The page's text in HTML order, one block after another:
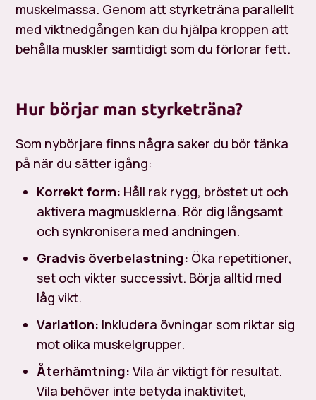
muskelmassa. Genom att styrketräna parallellt
med viktnedgången kan du hjälpa kroppen att
behålla muskler samtidigt som du förlorar fett.
Hur börjar man styrketräna?
Som nybörjare finns några saker du bör tänka
på när du sätter igång:
Korrekt form: Håll rak rygg, bröstet ut och
aktivera magmusklerna. Rör dig långsamt
och synkronisera med andningen.
Gradvis överbelastning: Öka repetitioner,
set och vikter successivt. Börja alltid med
låg vikt.
Variation: Inkludera övningar som riktar sig
mot olika muskelgrupper.
Återhämtning: Vila är viktigt för resultat.
Vila behöver inte betyda inaktivitet,